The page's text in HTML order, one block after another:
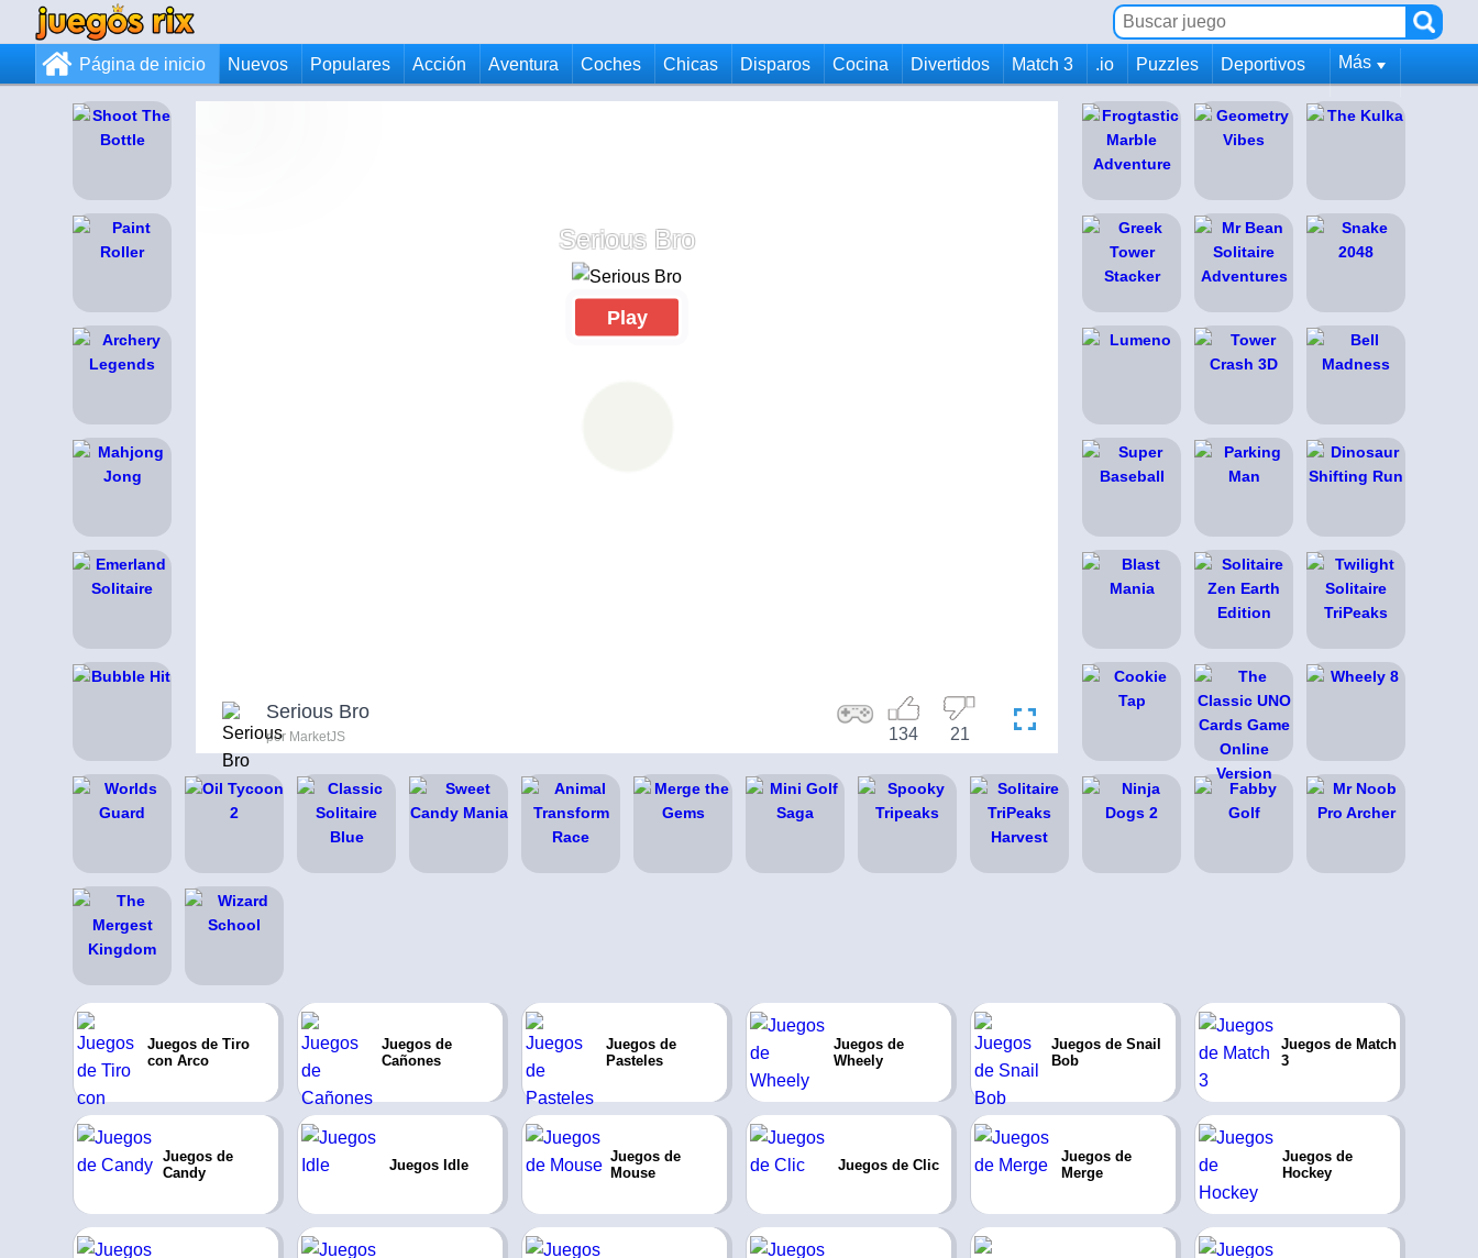
Página de inicio Nuevos Populares Acción Aventura Coches Chicas Disparos Cocina Divertidos Match 3 .io Puzzles Deportivos Más
Serious Bro
Play
Serious Bro
por MarketJS 21
134
Juegos de Tiro
con Arco
Juegos de
Cañones
Juegos de
Pasteles
Juegos de
Wheely
Juegos de Snail
Bob
Juegos de Match
3
Juegos de
Candy
Juegos Idle
Juegos de
Mouse
Juegos de Clic
Juegos de
Merge
Juegos de
Hockey